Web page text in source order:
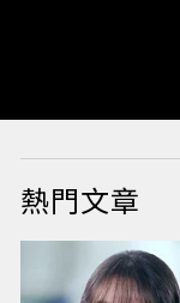
熱門文章